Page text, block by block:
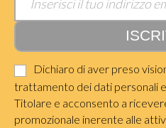
Dichiaro di aver preso
trattamento dei dati personali
Titolare e acconsento a
promozionale inerente alle